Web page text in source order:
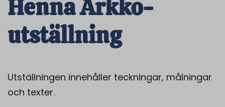
Henna Arkko-
utställning
Utställningen innehåller teckningar, målningar
och texter.